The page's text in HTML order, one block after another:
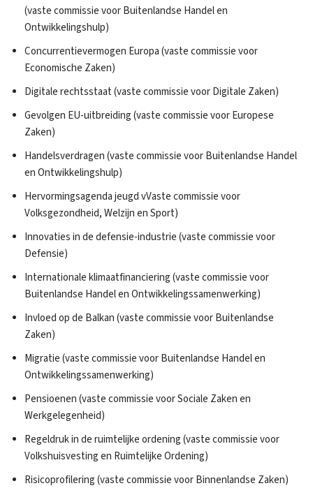
(vaste commissie voor Buitenlandse Handel en
Ontwikkelingshulp)
Concurrentievermogen Europa (vaste commissie voor
Economische Zaken)
Digitale rechtsstaat (vaste commissie voor Digitale Zaken)
Gevolgen EU-uitbreiding (vaste commissie voor Europese
Zaken)
Handelsverdragen (vaste commissie voor Buitenlandse Handel
en Ontwikkelingshulp)
Hervormingsagenda jeugd vVaste commissie voor
Volksgezondheid, Welzijn en Sport)
Innovaties in de defensie-industrie (vaste commissie voor
Defensie)
Internationale klimaatfinanciering (vaste commissie voor
Buitenlandse Handel en Ontwikkelingssamenwerking)
Invloed op de Balkan (vaste commissie voor Buitenlandse
Zaken)
Migratie (vaste commissie voor Buitenlandse Handel en
Ontwikkelingssamenwerking)
Pensioenen (vaste commissie voor Sociale Zaken en
Werkgelegenheid)
Regeldruk in de ruimtelijke ordening (vaste commissie voor
Volkshuisvesting en Ruimtelijke Ordening)
Risicoprofilering (vaste commissie voor Binnenlandse Zaken)